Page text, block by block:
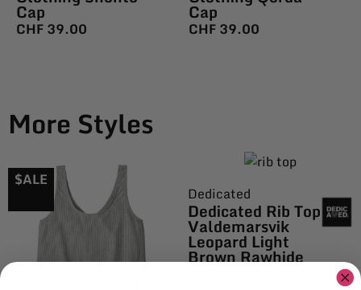
Cap
CHF39.00
Cap
CHF39.00
More Styles
$ALE
Dedicated
Dedicated Rib Top
Valdemarsvik
Leopard Light
Brown Rawhide